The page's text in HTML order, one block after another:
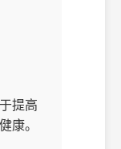
提高
康。